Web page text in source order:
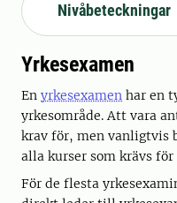
Nivåbeteckningar
Yrkesexamen
En yrkesexamen har en
yrkesområde. Att vara
krav för, men vanligtvis
alla kurser som krävs för
För de flesta